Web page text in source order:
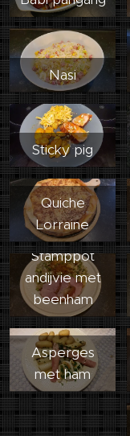
Nasi
Sticky pig
Quiche
Lorraine
Stamppot
andijvie met
beenham
Asperges
met ham